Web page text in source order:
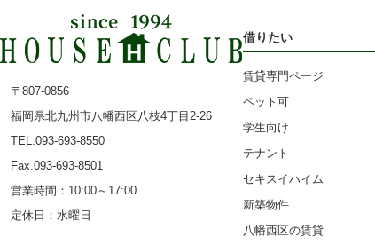
〒807-0856
福岡県北九州市八幡西区八枝4丁目2-26
TEL.093-693-8550
Fax.093-693-8501
営業時間：10:00～17:00
定休日：水曜日
借りたい
賃貸専門ページ
ペット可
学生向け
テナント
セキスイハイム
新築物件
八幡西区の賃貸